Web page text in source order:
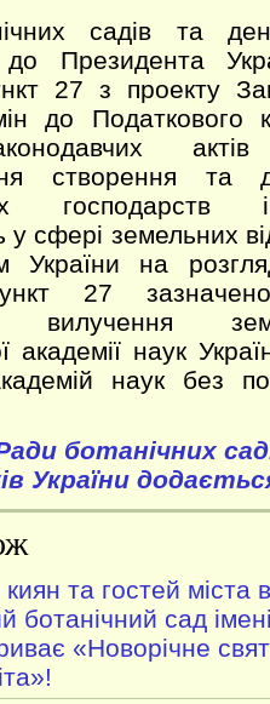
садів та
до Президента
27 з проекту
до Податкового
створення та
господарств і
у сфері земельних
України на
27
вилучення
академії наук
наук без
ботанічних
України
та гостей міста
ботанічний сад
«Новорічне